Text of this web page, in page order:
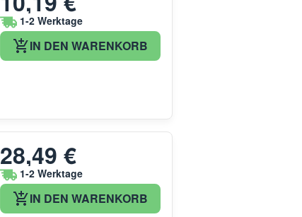
1-2 Werktage
IN DEN WARENKORB
28,49 €
1-2 Werktage
IN DEN WARENKORB